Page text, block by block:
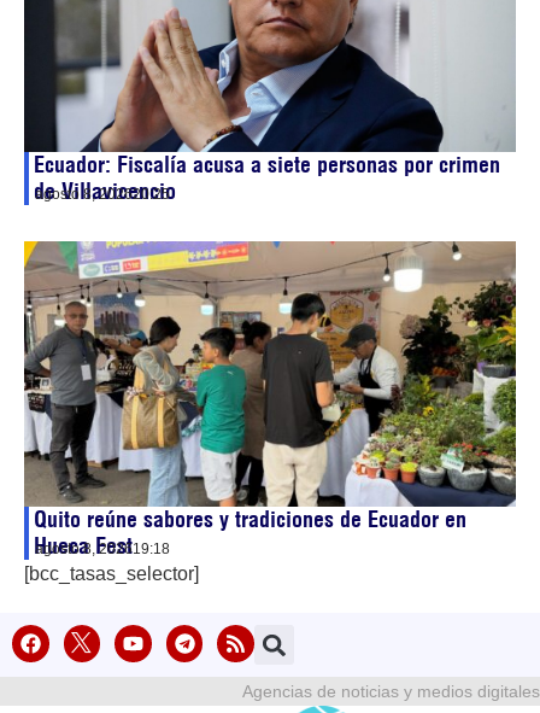
Ecuador: Fiscalía acusa a siete personas por crimen
de Villavicencio
agosto 8, 202620:25
Quito reúne sabores y tradiciones de Ecuador en
Hueca Fest
agosto 8, 202619:18
[bcc_tasas_selector]
Agencias de noticias y medios digitales